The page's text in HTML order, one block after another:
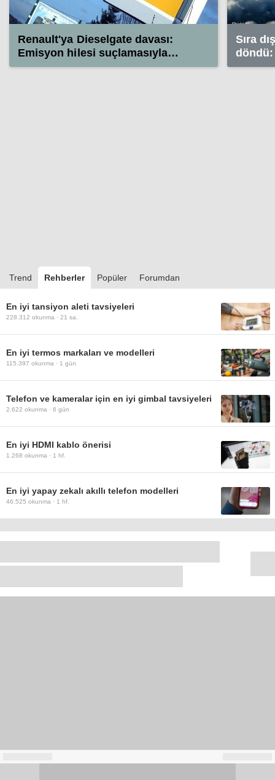
Renault'ya Dieselgate davası:
Emisyon hilesi suçlamasıyla
yargılanacak
Sıra
döndü:
Trend Rehberler Popüler Forumdan
En iyi tansiyon aleti tavsiyeleri
228.312 okunma · 21 sa.
En iyi termos markaları ve modelleri
115.397 okunma · 1 gün
Telefon ve kameralar için en iyi gimbal tavsiyeleri
2.622 okunma · 6 gün
En iyi HDMI kablo önerisi
1.268 okunma · 1 hf.
En iyi yapay zekalı akıllı telefon modelleri
46.525 okunma · 1 hf.